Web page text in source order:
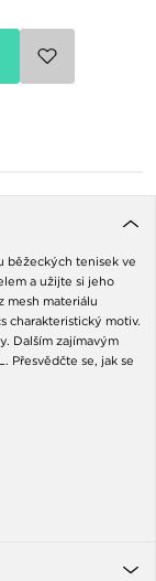
běžeckých tenisek ve
a užijte si jeho
mesh materiálu
charakteristický motiv.
Dalším zajímavým
Přesvědčte se, jak se